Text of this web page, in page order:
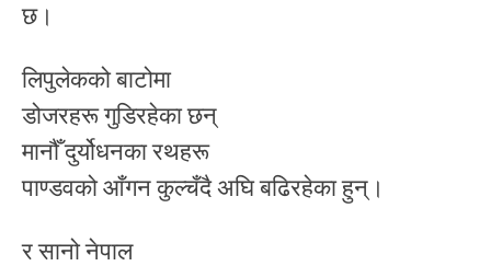
छ।
लिपुलेकको बाटोमा
डोजरहरू गुडिरहेका छन्
मानौँ दुर्योधनका रथहरू
पाण्डवको आँगन कुल्चँदै अघि बढिरहेका हुन्।
र सानो नेपाल